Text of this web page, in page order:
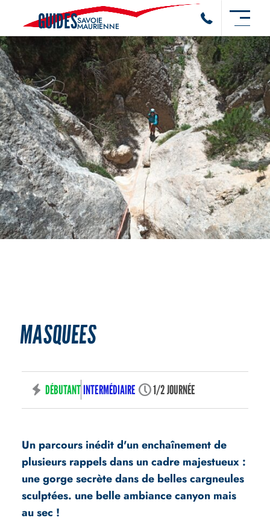
GUIDESSAVOIE
MAURIENNE
MASQUÉES
DÉBUTANTINTERMÉDIAIRE 1/2 JOURNÉE
Un parcours inédit d'un enchaînement de
plusieurs rappels dans un cadre majestueux :
une gorge secrète dans de belles cargneules
sculptées. une belle ambiance canyon mais
au sec !